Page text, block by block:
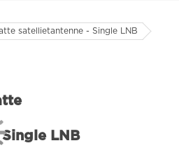
satellietantenne - Single LNB
LNB